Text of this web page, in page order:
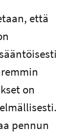
että
on
pennun